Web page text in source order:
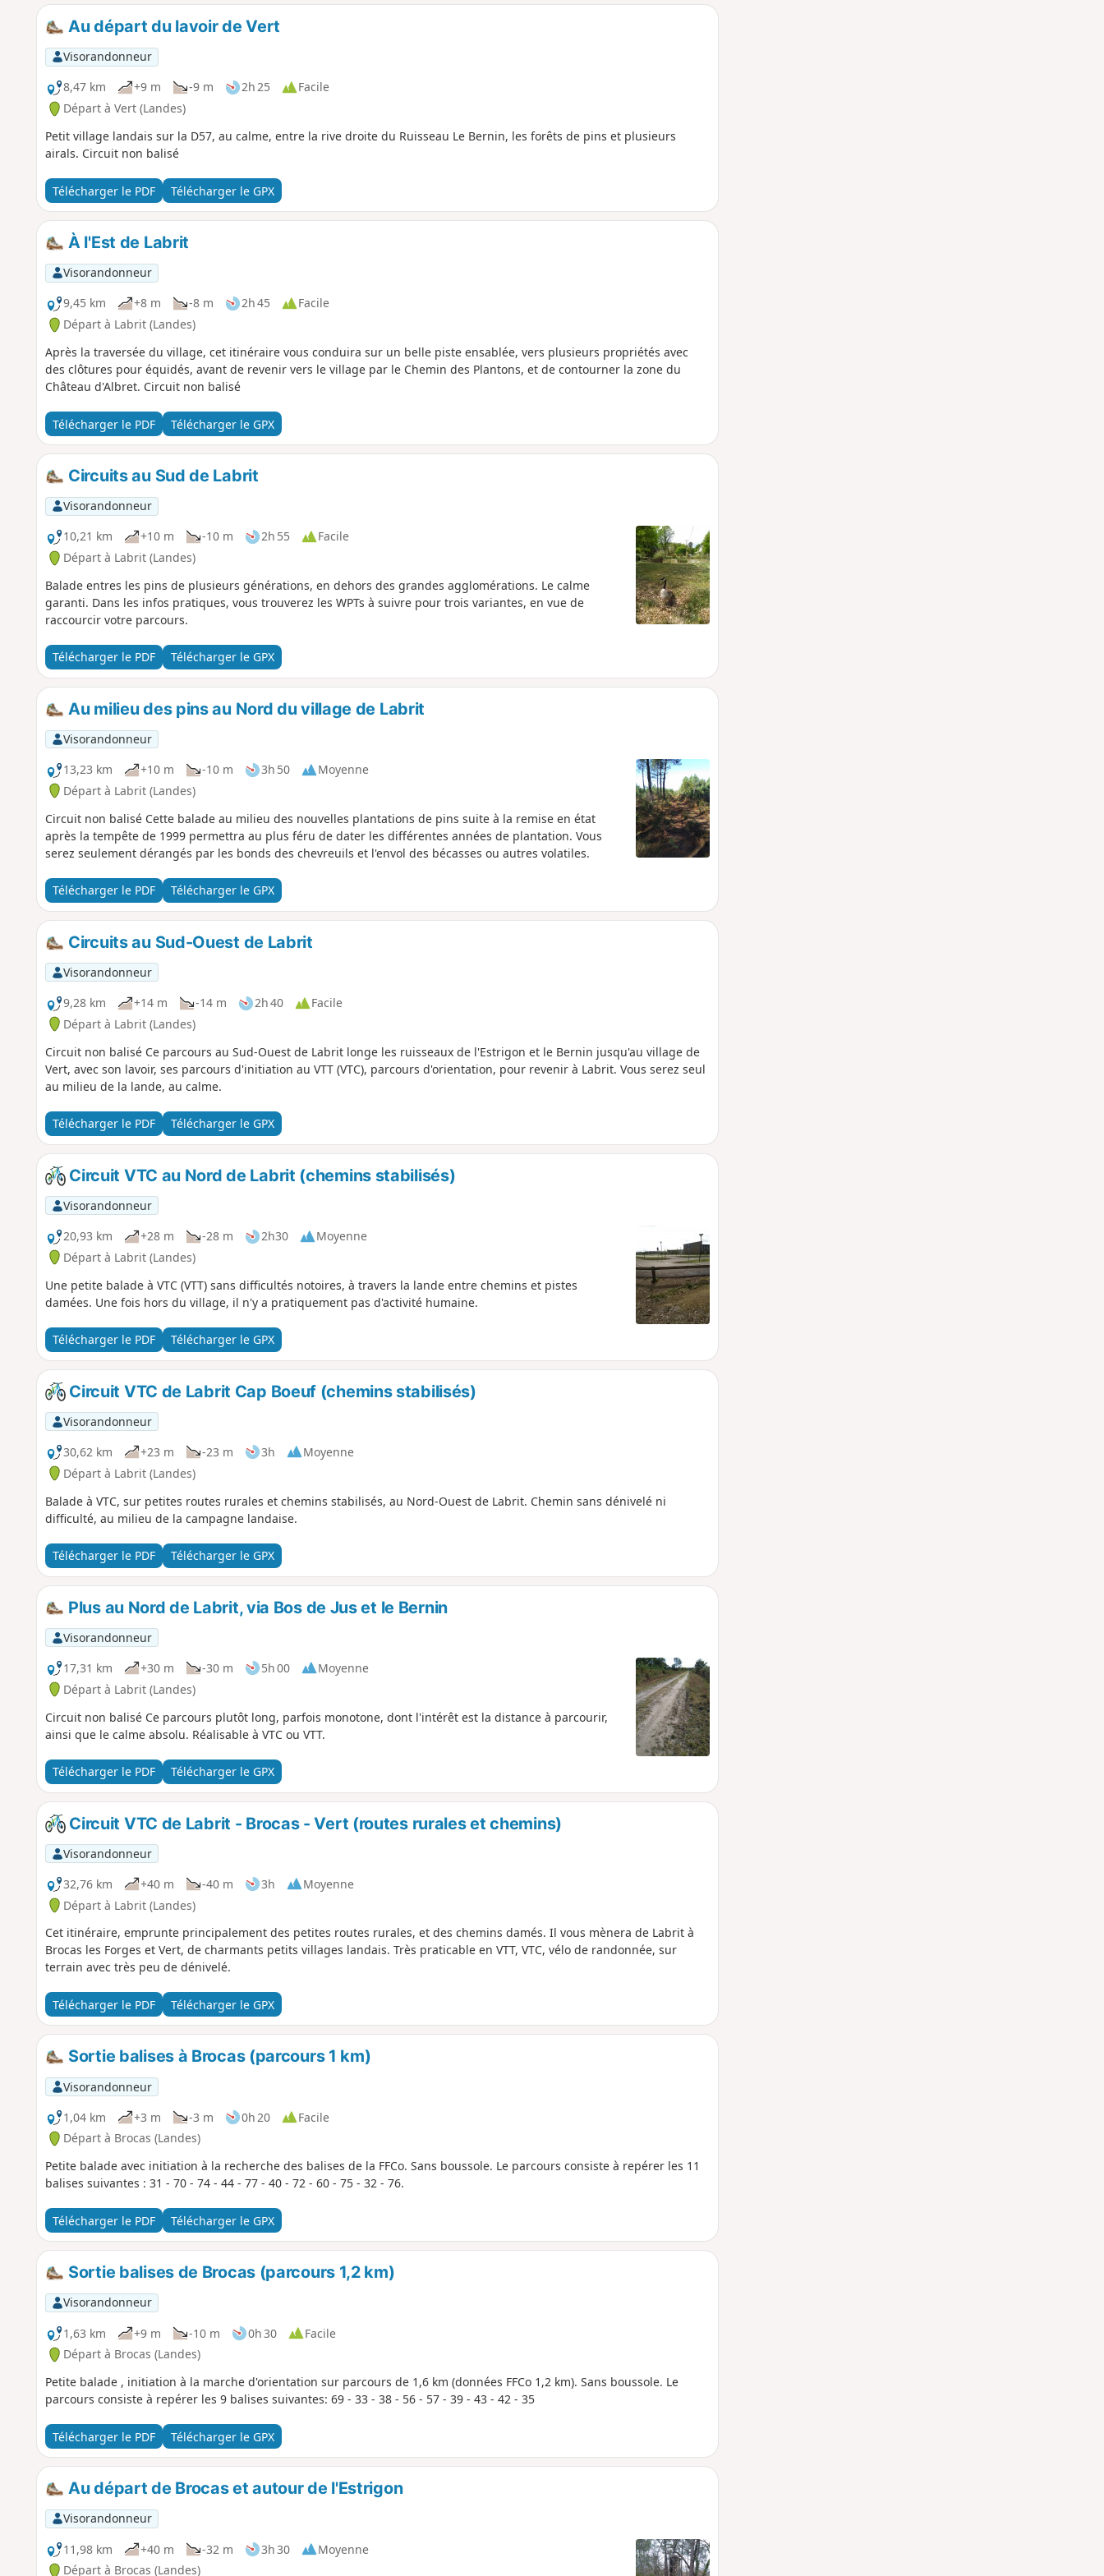
Au départ du lavoir de Vert
Visorandonneur
8,47 km
+9 m -9 m 2h 25
Facile
Départ à Vert (Landes)
Petit village landais sur la D57, au calme, entre la rive droite du Ruisseau Le Bernin, les forêts de pins et plusieurs
airals. Circuit non balisé
Télécharger le PDF Télécharger le GPX
À l'Est de Labrit
Visorandonneur
9,45 km
+8 m -8 m 2h 45
Facile
Départ à Labrit (Landes)
Après la traversée du village, cet itinéraire vous conduira sur un belle piste ensablée, vers plusieurs propriétés avec
des clôtures pour équidés, avant de revenir vers le village par le Chemin des Plantons, et de contourner la zone du
Château d'Albret. Circuit non balisé
Télécharger le PDF Télécharger le GPX
Circuits au Sud de Labrit
Visorandonneur
10,21 km
+10 m -10 m 2h 55
Facile
Départ à Labrit (Landes)
Balade entres les pins de plusieurs générations, en dehors des grandes agglomérations. Le calme
garanti. Dans les infos pratiques, vous trouverez les WPTs à suivre pour trois variantes, en vue de
raccourcir votre parcours.
Télécharger le PDF Télécharger le GPX
Au milieu des pins au Nord du village de Labrit
Visorandonneur
13,23 km
+10 m -10 m 3h 50
Moyenne
Départ à Labrit (Landes)
Circuit non balisé Cette balade au milieu des nouvelles plantations de pins suite à la remise en état
après la tempête de 1999 permettra au plus féru de dater les différentes années de plantation. Vous
serez seulement dérangés par les bonds des chevreuils et l'envol des bécasses ou autres volatiles.
Télécharger le PDF Télécharger le GPX
Circuits au Sud-Ouest de Labrit
Visorandonneur
9,28 km
+14 m -14 m 2h 40
Facile
Départ à Labrit (Landes)
Circuit non balisé Ce parcours au Sud-Ouest de Labrit longe les ruisseaux de l'Estrigon et le Bernin jusqu'au village de
Vert, avec son lavoir, ses parcours d'initiation au VTT (VTC), parcours d'orientation, pour revenir à Labrit. Vous serez seul
au milieu de la lande, au calme.
Télécharger le PDF Télécharger le GPX
Circuit VTC au Nord de Labrit (chemins stabilisés)
Visorandonneur
20,93 km
+28 m -28 m 2h30
Moyenne
Départ à Labrit (Landes)
Une petite balade à VTC (VTT) sans difficultés notoires, à travers la lande entre chemins et pistes
damées. Une fois hors du village, il n'y a pratiquement pas d'activité humaine.
Télécharger le PDF Télécharger le GPX
Circuit VTC de Labrit Cap Boeuf (chemins stabilisés)
Visorandonneur
30,62 km
+23 m -23 m 3h
Moyenne
Départ à Labrit (Landes)
Balade à VTC, sur petites routes rurales et chemins stabilisés, au Nord-Ouest de Labrit. Chemin sans dénivelé ni
difficulté, au milieu de la campagne landaise.
Télécharger le PDF Télécharger le GPX
Plus au Nord de Labrit, via Bos de Jus et le Bernin
Visorandonneur
17,31 km
+30 m -30 m 5h 00
Moyenne
Départ à Labrit (Landes)
Circuit non balisé Ce parcours plutôt long, parfois monotone, dont l'intérêt est la distance à parcourir,
ainsi que le calme absolu. Réalisable à VTC ou VTT.
Télécharger le PDF Télécharger le GPX
Circuit VTC de Labrit - Brocas - Vert (routes rurales et chemins)
Visorandonneur
32,76 km
+40 m -40 m 3h
Moyenne
Départ à Labrit (Landes)
Cet itinéraire, emprunte principalement des petites routes rurales, et des chemins damés. Il vous mènera de Labrit à
Brocas les Forges et Vert, de charmants petits villages landais. Très praticable en VTT, VTC, vélo de randonnée, sur
terrain avec très peu de dénivelé.
Télécharger le PDF Télécharger le GPX
Sortie balises à Brocas (parcours 1 km)
Visorandonneur
1,04 km
+3 m -3 m 0h 20
Facile
Départ à Brocas (Landes)
Petite balade avec initiation à la recherche des balises de la FFCo. Sans boussole. Le parcours consiste à repérer les 11
balises suivantes : 31 - 70 - 74 - 44 - 77 - 40 - 72 - 60 - 75 - 32 - 76.
Télécharger le PDF Télécharger le GPX
Sortie balises de Brocas (parcours 1,2 km)
Visorandonneur
1,63 km
+9 m -10 m 0h 30
Facile
Départ à Brocas (Landes)
Petite balade , initiation à la marche d'orientation sur parcours de 1,6 km (données FFCo 1,2 km). Sans boussole. Le
parcours consiste à repérer les 9 balises suivantes: 69 - 33 - 38 - 56 - 57 - 39 - 43 - 42 - 35
Télécharger le PDF Télécharger le GPX
Au départ de Brocas et autour de l'Estrigon
Visorandonneur
11,98 km
+40 m -32 m 3h 30
Moyenne
Départ à Brocas (Landes)